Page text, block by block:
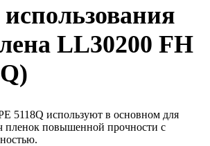
LL30200 FH
5118Q используют в основном для
пленок повышенной прочности с